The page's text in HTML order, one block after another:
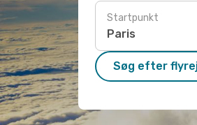
Startpunkt
Søg efter